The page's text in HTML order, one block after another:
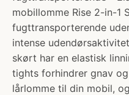
mobillomme Rise 2-in-1
fugttransporterende
intense
skørt har en elastisk
tights forhindrer gnav
lårlomme til din mobil,